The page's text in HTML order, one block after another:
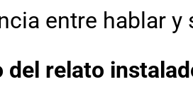
entre hablar y
del relato